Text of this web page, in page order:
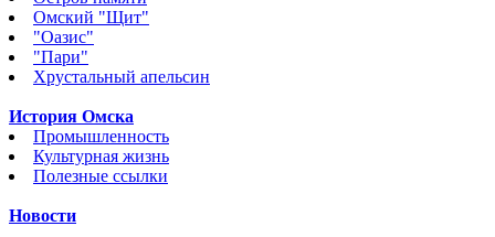
Омский "Щит"
"Оазис"
"Пари"
Хрустальный апельсин
История Омска
Промышленность
Культурная жизнь
Полезные ссылки
Новости